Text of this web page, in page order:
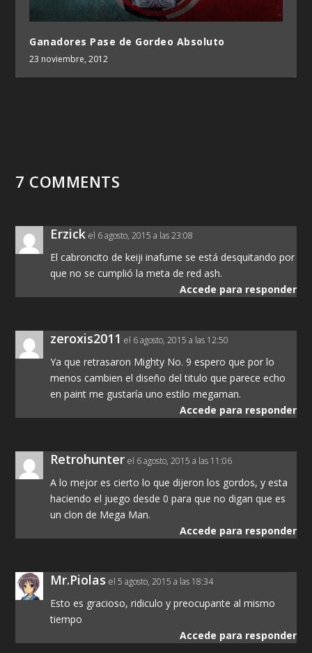
Ganadores Pase de Gordeo Absoluto
23 noviembre, 2012
7 COMMENTS
Erzick el 6 agosto, 2015 a las 23:08
El cabroncito de keiji inafume se está desquitando por
que no se cumplió la meta de red ash.
Accede para responder
zeroxis2011 el 6 agosto, 2015 a las 12:50
Ya que retrasaron Mighty No. 9 espero que por lo
menos cambien el diseño del titulo que parece echo
en paint me gustaría uno estilo megaman.
Accede para responder
Retrohunter el 6 agosto, 2015 a las 11:06
A lo mejor es cierto lo que dijeron los gordos, y esta
haciendo el juego desde 0 para que no digan que es
un clon de Mega Man.
Accede para responder
Mr.Piolas el 5 agosto, 2015 a las 18:34
Esto es gracioso, ridiculo y preocupante al mismo
tiempo
Accede para responder